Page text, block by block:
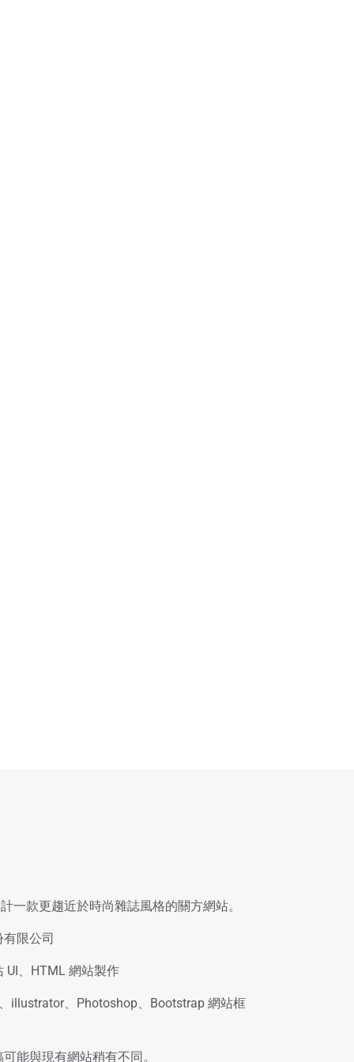
一款更趨近於時尚雜誌風格的關方網站。
限公司
、HTML 網站製作
illustrator、Photoshop、Bootstrap 網站框
能與現有網站稍有不同。